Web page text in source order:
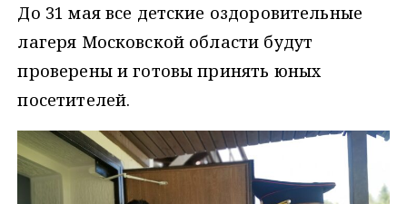
До 31 мая все детские оздоровительные
лагеря Московской области будут
проверены и готовы принять юных
посетителей.